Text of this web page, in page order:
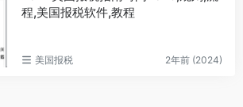
程,美国报税软件,教程
美国报税 2年前 (2024)